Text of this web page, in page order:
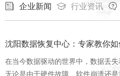
企业新闻 行业资讯
沈阳数据恢复中心：专家教你
在当今数据驱动的世界中，数据丢失
无论是由于硬件故障、软件崩溃还